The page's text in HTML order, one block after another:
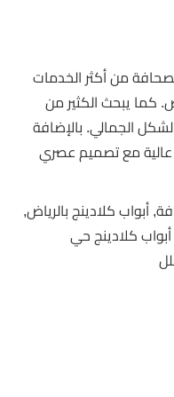
من أكثر الخدمات
كما يبحث الكثير من
الجمالي. بالإضافة
عالية مع تصميم عصري
أبواب كلادينج بالرياض,
كلادينج حي